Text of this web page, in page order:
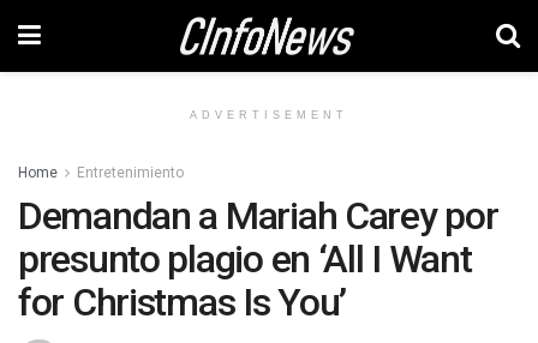
ADVERTISEMENT
Home Entretenimiento
Demandan a Mariah Carey por
presunto plagio en ‘All I Want
for Christmas Is You’